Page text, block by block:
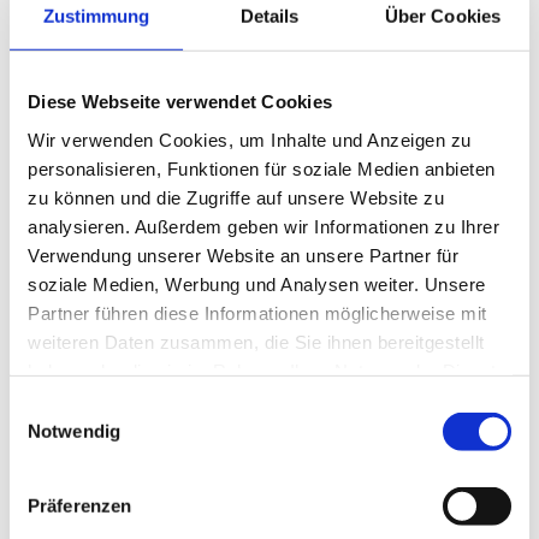
Zustimmung Details Über Cookies
Diese Webseite verwendet Cookies
Wir verwenden Cookies, um Inhalte und Anzeigen zu
personalisieren, Funktionen für soziale Medien anbieten
zu können und die Zugriffe auf unsere Website zu
analysieren. Außerdem geben wir Informationen zu Ihrer
Verwendung unserer Website an unsere Partner für
soziale Medien, Werbung und Analysen weiter. Unsere
Partner führen diese Informationen möglicherweise mit
weiteren Daten zusammen, die Sie ihnen bereitgestellt
Notwendig
Präferenzen
Gesamtprojekt. In solchen Fällen ist eine
klare Roadmap mit getrennten Strängen
Wann es eher
problematisch wird
Problematisch wird es, wenn Website und
Prozesse faktisch ein gemeinsames Projekt
sind (z. B. Shop‑Relaunch inkl.
Prozess‑/Systemumstellung) und nur in zwei
Anträge geteilt werden. Auch kritisch:
gleiche Ziele, gleiche Ergebnisse, gleiche
Dokumentation oder gleiche
Variationen. Das wirkt wie künstliche
sauberer, ein Projekt klar zu definieren oder
zeitlich zu trennen. Das reduziert Risiko.